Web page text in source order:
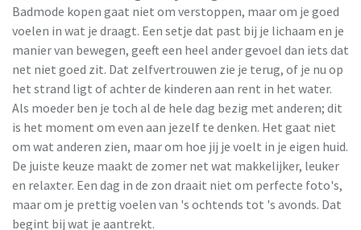
Badmode kopen gaat niet om verstoppen, maar om je goed
voelen in wat je draagt. Een setje dat past bij je lichaam en je
manier van bewegen, geeft een heel ander gevoel dan iets dat
net niet goed zit. Dat zelfvertrouwen zie je terug, of je nu op
het strand ligt of achter de kinderen aan rent in het water.
Als moeder ben je toch al de hele dag bezig met anderen; dit
is het moment om even aan jezelf te denken. Het gaat niet
om wat anderen zien, maar om hoe jij je voelt in je eigen huid.
De juiste keuze maakt de zomer net wat makkelijker, leuker
en relaxter. Een dag in de zon draait niet om perfecte foto's,
maar om je prettig voelen van 's ochtends tot 's avonds. Dat
begint bij wat je aantrekt.